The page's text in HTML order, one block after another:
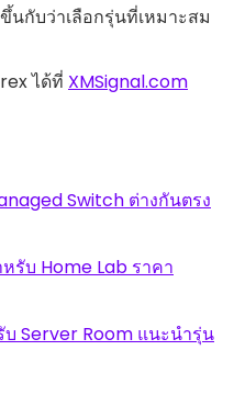
นกับว่าเลือกรุ่นที่เหมาะสม
ได้ที่ XMSignal.com
Switch ต่างกันตรง
รับ Home Lab ราคา
Server Room แนะนำรุ่น